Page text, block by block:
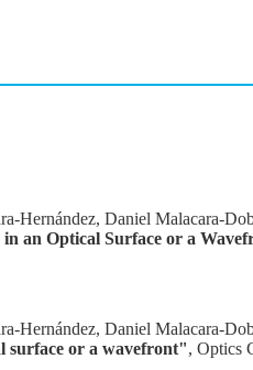
Hernández, Daniel Malacara-
an Optical Surface or a
Hernández, Daniel Malacara-
surface or a wavefront", Optics